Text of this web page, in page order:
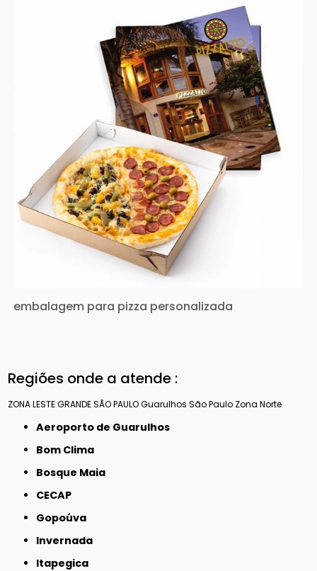
embalagem para pizza personalizada
Regiões onde a atende :
ZONA LESTEGRANDE SÃO PAULOGuarulhos São Paulo Zona Norte
Aeroporto de Guarulhos
Bom Clima
Bosque Maia
CECAP
Gopoúva
Invernada
Itapegica